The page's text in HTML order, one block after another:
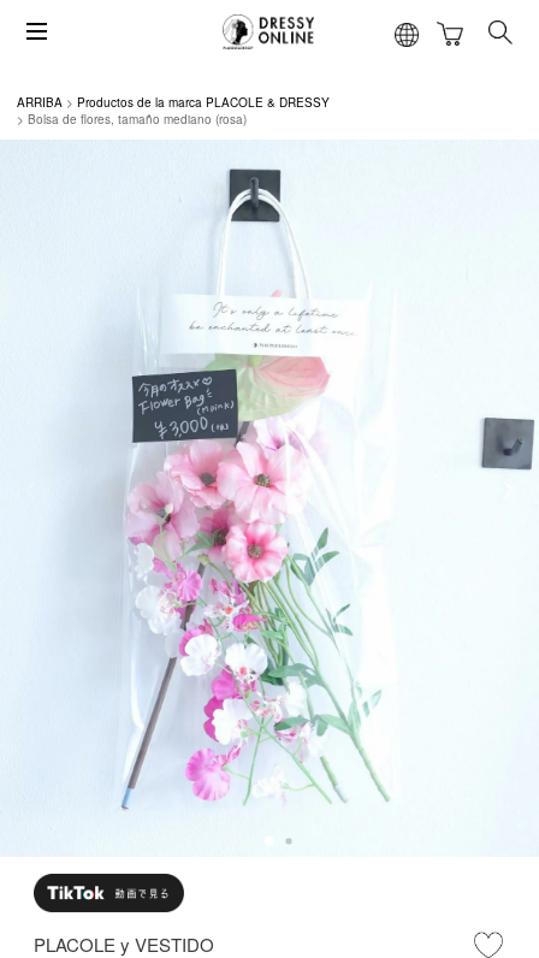
ARRIBA
Productos de la marca PLACOLE & DRESSY
Bolsa de flores, tamaño mediano (rosa)
PLACOLE y VESTIDO